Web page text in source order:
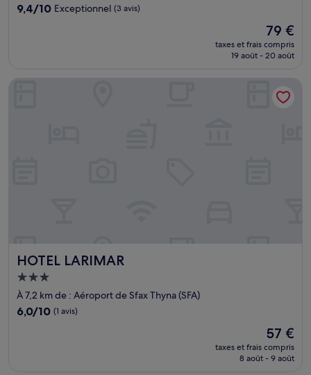
9.4
9,4/10 Exceptionnel (3 avis)
Le
nouveau
prix
de
79 €
79 €
taxes et frais compris
19 août - 20 août
HOTEL LARIMAR
HOTEL LARIMAR
Hébergement
3.0 étoiles
À 7,2 km de : Aéroport de Sfax Thyna (SFA)
6.0
6,0/10 (1 avis)
Le
nouveau
prix
57 €
taxes et frais compris
8 août - 9 août